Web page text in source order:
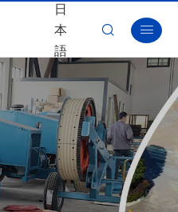
日
本
語
 